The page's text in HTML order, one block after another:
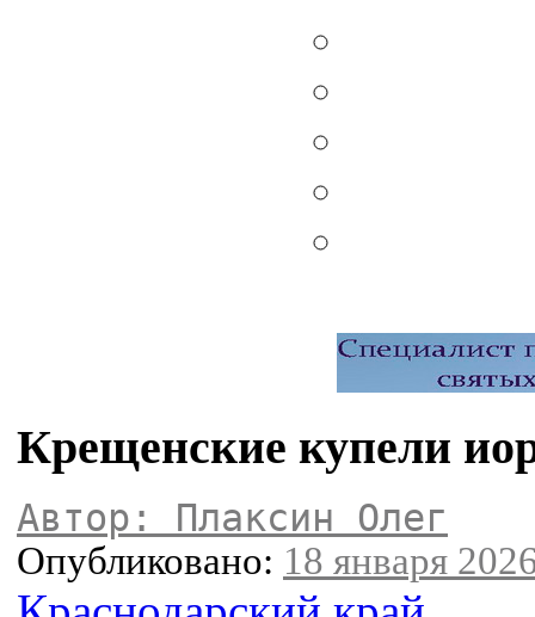
Крещенские купели
Автор: Плаксин Олег
Опубликовано: 18 января